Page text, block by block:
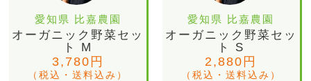
愛知県 比嘉農園
オーガニック野菜セッ
ト M
3,780円
（税込・送料込み）
愛知県 比嘉農園
オーガニック野菜セッ
ト S
2,880円
（税込・送料込み）